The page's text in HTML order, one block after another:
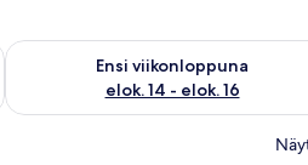
7 - elok. 9
Ensi viikonloppuna
elok. 14 - elok. 16
Tarkista ensi viikonlopun saatavuus